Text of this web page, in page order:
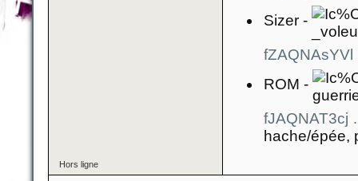
Sizer -
ROM -
fJAQNAT3cj
hache/épée,
Hors ligne